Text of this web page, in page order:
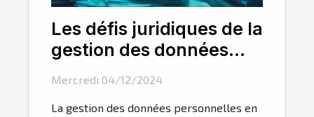
Les défis juridiques de la
gestion des données
personnelles en ligne
Mercredi 04/12/2024
La gestion des données personnelles en